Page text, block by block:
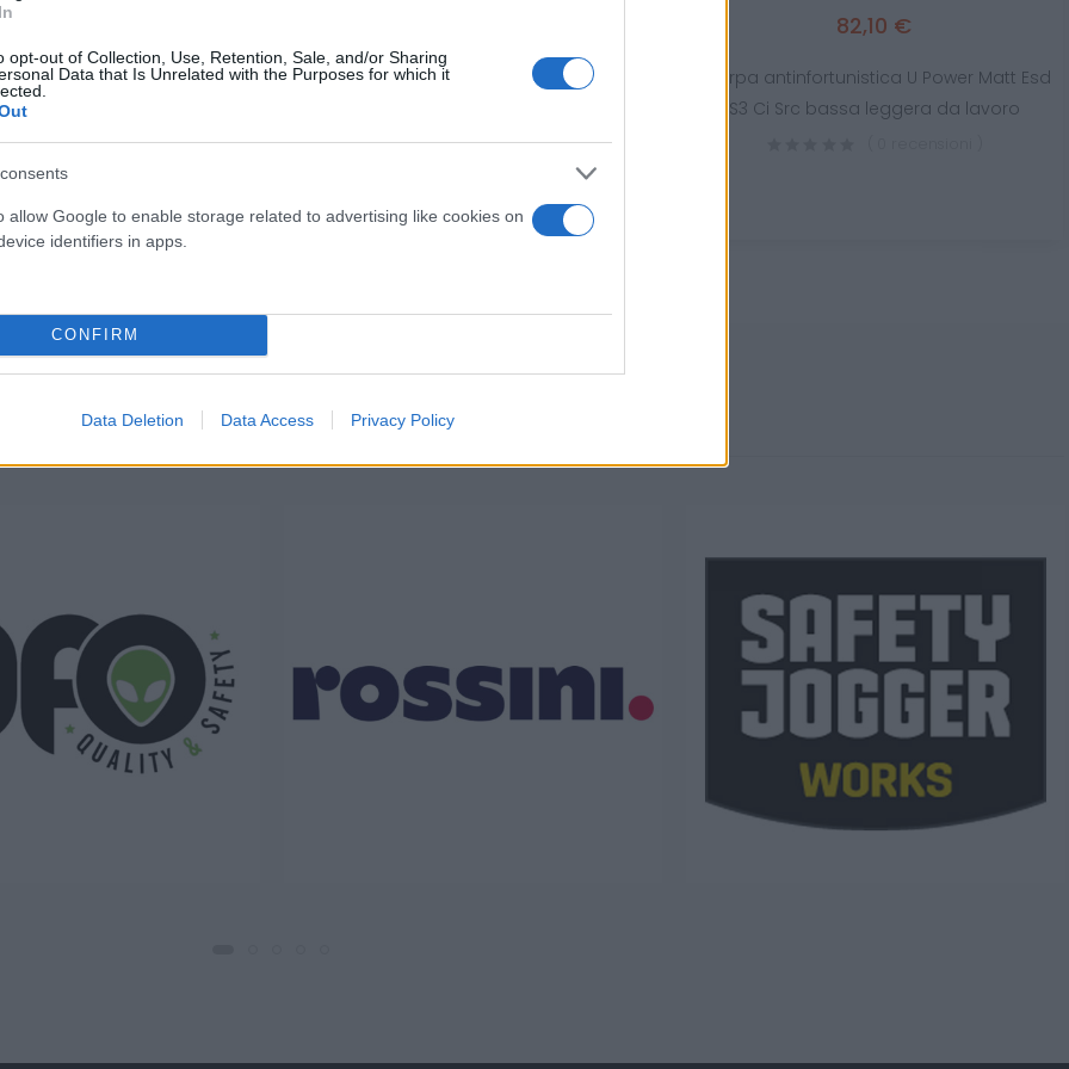
opt-out of Collection, Use, Retention, Sale, and/or Sharing
Data that Is Unrelated with the Purposes for which it
allow Google to enable storage related to advertising like cookies on
identifiers in apps.
CONFIRM
Data Deletion Data Access Privacy Policy
38,60 €
lavoro slim Cofra Montijo
( 0 recensioni )
15,50 €
( 0 recensioni )
82,10 €
Scarpa antinfortunistica U Power Matt Esd
S3 Ci Src bassa leggera da lavoro
I nostri Marchi